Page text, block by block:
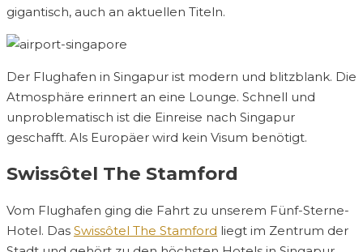
gigantisch, auch an aktuellen Titeln.
Der Flughafen in Singapur ist modern und blitzblank. Die
Atmosphäre erinnert an eine Lounge. Schnell und
unproblematisch ist die Einreise nach Singapur
geschafft. Als Europäer wird kein Visum benötigt.
Swissôtel The Stamford
Vom Flughafen ging die Fahrt zu unserem Fünf-Sterne-
Hotel. Das Swissôtel The Stamford liegt im Zentrum der